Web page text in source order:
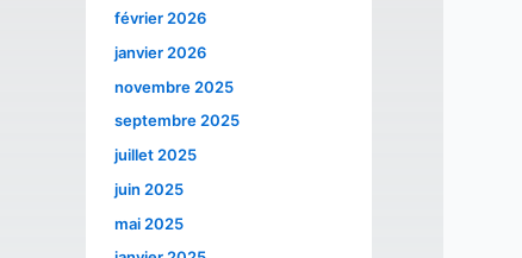
février 2026
janvier 2026
novembre 2025
septembre 2025
juillet 2025
juin 2025
mai 2025